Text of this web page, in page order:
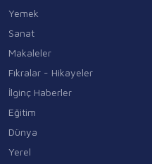
Yemek
Sanat
Makaleler
Fıkralar - Hikayeler
İlginç Haberler
Eğitim
Dünya
Yerel